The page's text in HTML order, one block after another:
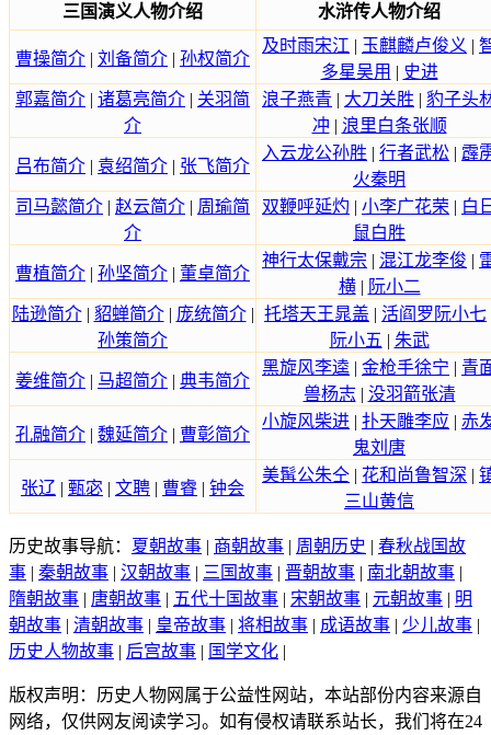
三国演义人物介绍 水浒传人物介绍
曹操简介 | 刘备简介 | 孙权简介
及时雨宋江 | 玉麒麟卢俊义 |
多星吴用 | 史进
郭嘉简介 | 诸葛亮简介 | 关羽简
介
浪子燕青 | 大刀关胜 | 豹子头
冲 | 浪里白条张顺
吕布简介 | 袁绍简介 | 张飞简介
入云龙公孙胜 | 行者武松 | 霹
火秦明
司马懿简介 | 赵云简介 | 周瑜简
介
双鞭呼延灼 | 小李广花荣 | 白
鼠白胜
曹植简介 | 孙坚简介 | 董卓简介
神行太保戴宗 | 混江龙李俊 |
横| 阮小二
陆逊简介| 貂蝉简介| 庞统简介|
孙策简介
托塔天王晁盖 | 活阎罗阮小七
阮小五 | 朱武
姜维简介 | 马超简介 | 典韦简介
黑旋风李逵 | 金枪手徐宁 | 青
兽杨志| 没羽箭张清
孔融简介 | 魏延简介 | 曹彰简介
小旋风柴进 | 扑天雕李应 | 赤
鬼刘唐
张辽 | 甄宓 | 文聘 | 曹睿 | 钟会
美髯公朱仝 | 花和尚鲁智深 |
三山黄信
历史故事导航： 夏朝故事 | 商朝故事 | 周朝历史 | 春秋战国故
事 | 秦朝故事 | 汉朝故事 | 三国故事 | 晋朝故事 | 南北朝故事 |
隋朝故事 | 唐朝故事 | 五代十国故事 | 宋朝故事 | 元朝故事 | 明
朝故事 | 清朝故事 | 皇帝故事 | 将相故事 | 成语故事 | 少儿故事 |
历史人物故事 | 后宫故事 | 国学文化 |
版权声明：历史人物网属于公益性网站，本站部份内容来源自
网络，仅供网友阅读学习。如有侵权请联系站长，我们将在24